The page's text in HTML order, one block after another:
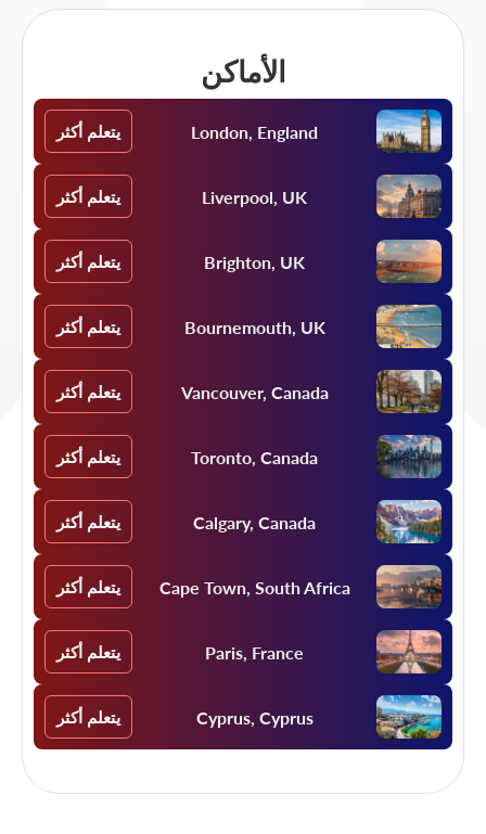
الأماكن
London, England يتعلم أكثر
Liverpool, UK يتعلم أكثر
Brighton, UK يتعلم أكثر
Bournemouth, UK يتعلم أكثر
Vancouver, Canada يتعلم أكثر
Toronto, Canada يتعلم أكثر
Calgary, Canada يتعلم أكثر
Cape Town, South Africa يتعلم أكثر
Paris, France يتعلم أكثر
Cyprus, Cyprus يتعلم أكثر